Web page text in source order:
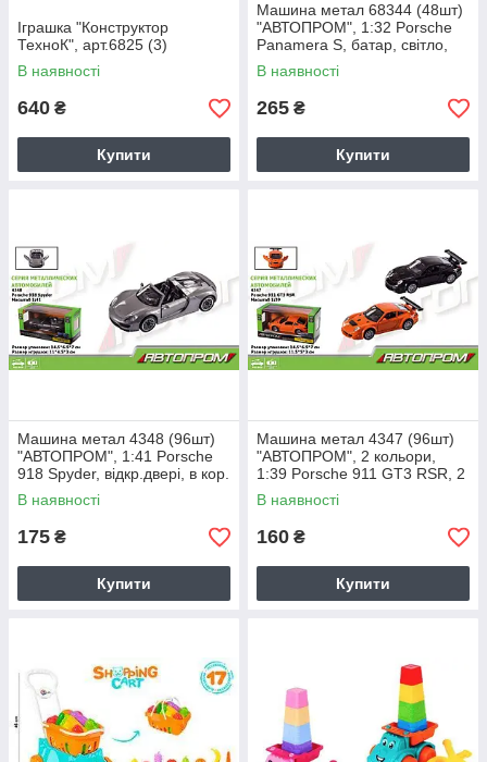
Іграшка "Конструктор
ТехноК", арт.6825 (3)
В наявності
640 ₴
Купити
Машина метал 68344 (48шт)
"АВТОПРОМ", 1:32 Porsche
Panamera S, батар, світло,
звук, відкр.двері, в кор
В наявності
265 ₴
Купити
Машина метал 4348 (96шт)
"АВТОПРОМ", 1:41 Porsche
918 Spyder, відкр.двері, в кор.
14,5 * 6,5 * 7см
В наявності
175 ₴
Купити
Машина метал 4347 (96шт)
"АВТОПРОМ", 2 кольори,
1:39 Porsche 911 GT3 RSR, 2
кольори, відкр.двері, в кор. 14
В наявності
160 ₴
Купити